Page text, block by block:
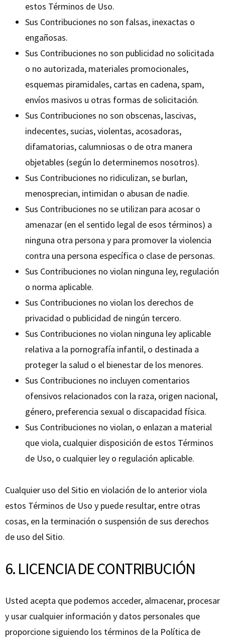
estos Términos de Uso.
Sus Contribuciones no son falsas, inexactas o
engañosas.
Sus Contribuciones no son publicidad no solicitada
o no autorizada, materiales promocionales,
esquemas piramidales, cartas en cadena, spam,
envíos masivos u otras formas de solicitación.
Sus Contribuciones no son obscenas, lascivas,
indecentes, sucias, violentas, acosadoras,
difamatorias, calumniosas o de otra manera
objetables (según lo determinemos nosotros).
Sus Contribuciones no ridiculizan, se burlan,
menosprecian, intimidan o abusan de nadie.
Sus Contribuciones no se utilizan para acosar o
amenazar (en el sentido legal de esos términos) a
ninguna otra persona y para promover la violencia
contra una persona específica o clase de personas.
Sus Contribuciones no violan ninguna ley, regulación
o norma aplicable.
Sus Contribuciones no violan los derechos de
privacidad o publicidad de ningún tercero.
Sus Contribuciones no violan ninguna ley aplicable
relativa a la pornografía infantil, o destinada a
proteger la salud o el bienestar de los menores.
Sus Contribuciones no incluyen comentarios
ofensivos relacionados con la raza, origen nacional,
género, preferencia sexual o discapacidad física.
Sus Contribuciones no violan, o enlazan a material
que viola, cualquier disposición de estos Términos
de Uso, o cualquier ley o regulación aplicable.
Cualquier uso del Sitio en violación de lo anterior viola
estos Términos de Uso y puede resultar, entre otras
cosas, en la terminación o suspensión de sus derechos
de uso del Sitio.
6. LICENCIA DE CONTRIBUCIÓN
Usted acepta que podemos acceder, almacenar, procesar
y usar cualquier información y datos personales que
proporcione siguiendo los términos de la Política de